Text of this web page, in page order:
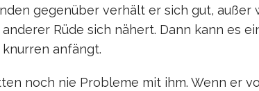
gegenüber verhält er sich gut, außer
Rüde sich nähert. Dann kann es
anfängt.
noch nie Probleme mit ihm. Wenn er